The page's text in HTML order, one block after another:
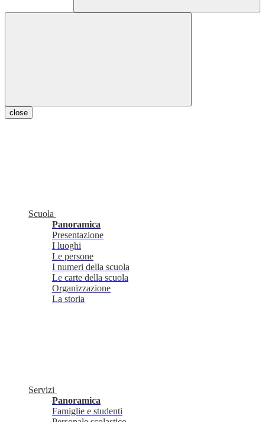
close
Scuola
Panoramica
Presentazione
I luoghi
Le persone
I numeri della scuola
Le carte della scuola
Organizzazione
La storia
Servizi
Panoramica
Famiglie e studenti